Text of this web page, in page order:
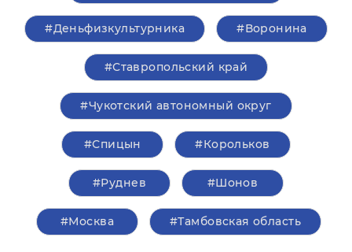
#Деньфизкультурника #Воронина
#Ставропольский край
#Чукотский автономный округ
#Спицын #Корольков
#Руднев #Шонов
#Москва #Тамбовская область